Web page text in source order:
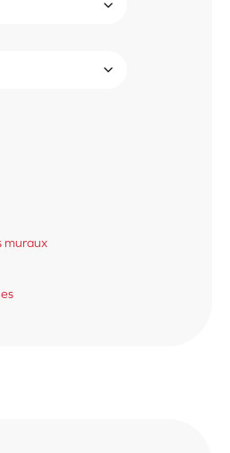
muraux